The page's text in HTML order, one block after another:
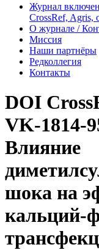
Журнал
CrossRef,
О журнале /
Миссия
Наши партнёры
Редколлегия
Контакты
DOI
VK-1814-
Влияние
шока на
кальций-